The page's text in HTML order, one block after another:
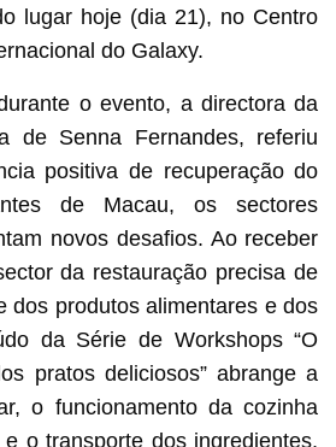
lugar hoje (dia 21), no Centro
do Galaxy.
o evento, a directora da
de Senna Fernandes, referiu
positiva de recuperação do
de Macau, os sectores
novos desafios. Ao receber
da restauração precisa de
dos produtos alimentares e dos
da Série de Workshops “O
pratos deliciosos” abrange a
o funcionamento da cozinha
o transporte dos ingredientes,